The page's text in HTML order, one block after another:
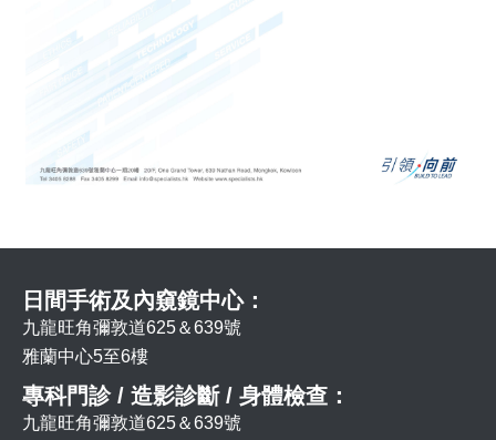
日間手術及內窺鏡中心：
九龍旺角彌敦道625＆639號
雅蘭中心5至6樓
專科門診 / 造影診斷 / 身體檢查：
九龍旺角彌敦道625＆639號